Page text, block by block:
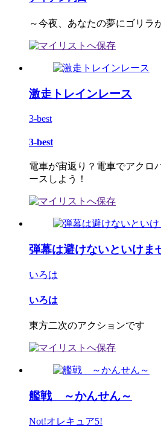
～今夜、あなたの夢にゴリラ
激走トレインレース
3-best
3-best
電車が宙返り？電車でアクロ
ースしよう！
弾幕は避けないといけま
いろは
いろは
東方二次のアクションです
艦戦 ～かんせん～
Not!オレキュア5!